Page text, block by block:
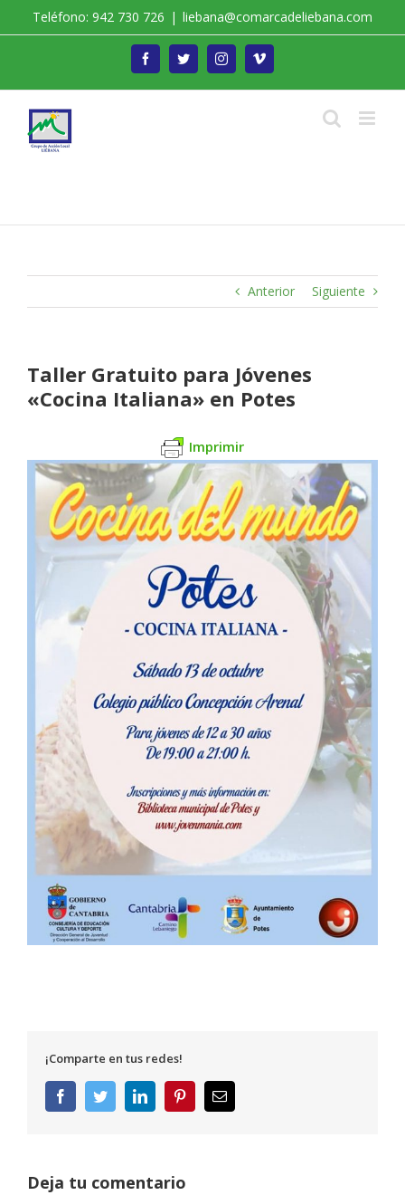
Teléfono: 942 730 726 | liebana@comarcadeliebana.com
FacebookTwitterInstagramVimeo
Anterior Siguiente
Taller Gratuito para Jóvenes
«Cocina Italiana» en Potes
Imprimir
¡Comparte en tus redes!
FacebookTwitterLinkedInPinterestCorreo
electrónico
Deja tu comentario